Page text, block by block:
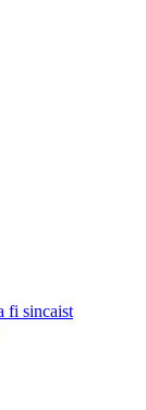
fi sincaist